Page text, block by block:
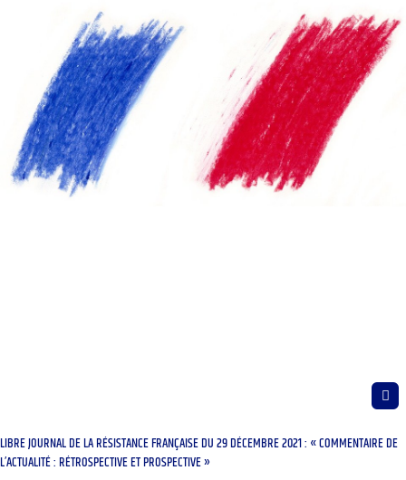
LIBRE JOURNAL DE LA RÉSISTANCE FRANÇAISE DU 29 DÉCEMBRE 2021 : « COMMENTAIRE DE
L’ACTUALITÉ : RÉTROSPECTIVE ET PROSPECTIVE »